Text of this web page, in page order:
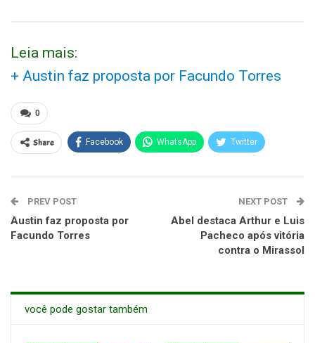
Leia mais:
+ Austin faz proposta por Facundo Torres
0
Share Facebook WhatsApp Twitter
PREV POST
Austin faz proposta por
Facundo Torres
NEXT POST
Abel destaca Arthur e Luis
Pacheco após vitória
contra o Mirassol
você pode gostar também